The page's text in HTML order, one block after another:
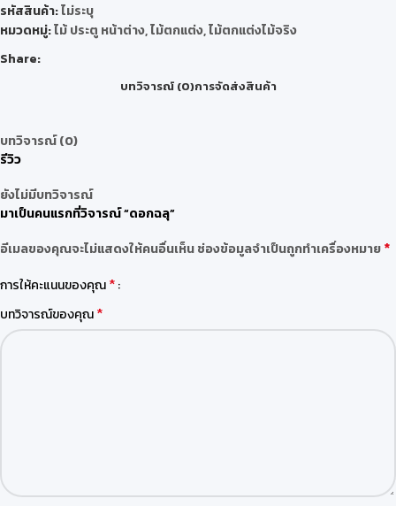
รหัสสินค้า:ไม่ระบุ
หมวดหมู่:ไม้ ประตู หน้าต่าง,ไม้ตกแต่ง,ไม้ตกแต่งไม้จริง
Share:
บทวิจารณ์ (0)การจัดส่งสินค้า
บทวิจารณ์ (0)
รีวิว
ยังไม่มีบทวิจารณ์
มาเป็นคนแรกที่วิจารณ์ “ดอกฉลุ”
อีเมลของคุณจะไม่แสดงให้คนอื่นเห็นช่องข้อมูลจำเป็นถูกทำเครื่องหมาย*
การให้คะแนนของคุณ*
บทวิจารณ์ของคุณ*